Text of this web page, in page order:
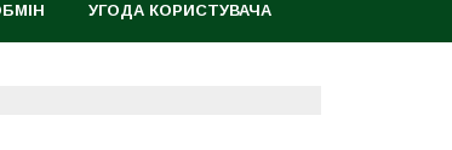
УГОДА КОРИСТУВАЧА